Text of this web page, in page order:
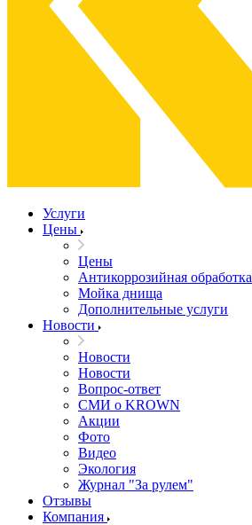
Услуги
Цены
Цены
Антикоррозийная обработка
Мойка днища
Дополнительные услуги
Новости
Новости
Новости
Вопрос-ответ
СМИ о KROWN
Акции
Фото
Видео
Экология
Журнал "За рулем"
Отзывы
Компания